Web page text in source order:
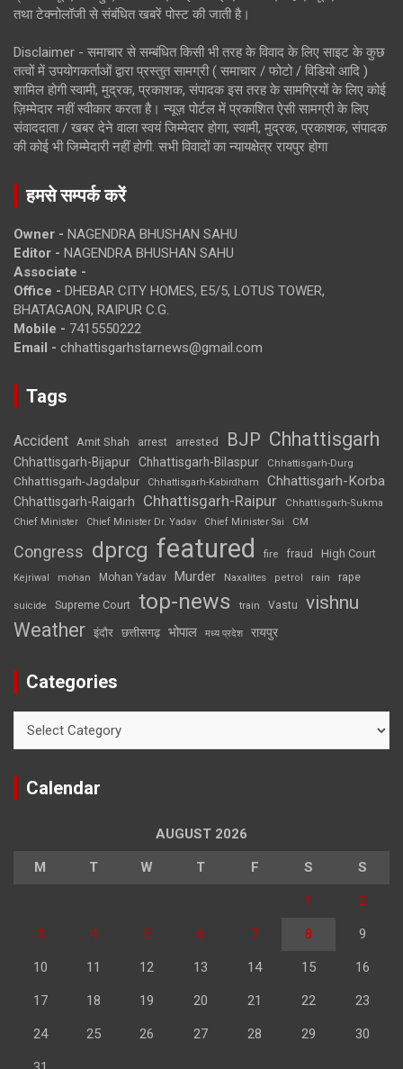
तथा टेक्नोलॉजी से संबंधित खबरें पोस्ट की जाती है।
Disclaimer - समाचार से सम्बंधित किसी भी तरह के विवाद के लिए साइट के कुछ
तत्वों में उपयोगकर्ताओं द्वारा प्रस्तुत सामग्री ( समाचार / फोटो / विडियो आदि )
शामिल होगी स्वामी, मुद्रक, प्रकाशक, संपादक इस तरह के सामग्रियों के लिए कोई
ज़िम्मेदार नहीं स्वीकार करता है। न्यूज़ पोर्टल में प्रकाशित ऐसी सामग्री के लिए
संवाददाता / खबर देने वाला स्वयं जिम्मेदार होगा, स्वामी, मुद्रक, प्रकाशक, संपादक
की कोई भी जिम्मेदारी नहीं होगी. सभी विवादों का न्यायक्षेत्र रायपुर होगा
हमसे सम्पर्क करें
Owner - NAGENDRA BHUSHAN SAHU
Editor - NAGENDRA BHUSHAN SAHU
Associate -
Office - DHEBAR CITY HOMES, E5/5, LOTUS TOWER,
BHATAGAON, RAIPUR C.G.
Mobile - 7415550222
Email - chhattisgarhstarnews@gmail.com
Tags
Accident Amit Shah arrest arrested BJP Chhattisgarh
Chhattisgarh-Bijapur Chhattisgarh-Bilaspur Chhattisgarh-Durg
Chhattisgarh-Jagdalpur Chhattisgarh-Kabirdham Chhattisgarh-Korba
Chhattisgarh-Raigarh Chhattisgarh-Raipur
Chhattisgarh-Sukma
Chief Minister
Chief Minister Dr. Yadav Chief Minister Sai CM
Congress dprcg featured fire fraud High Court
Kejriwal mohan Mohan Yadav Murder Naxalites petrol rain rape
suicide Supreme Court top-news train Vastu vishnu
Weather इंदौर छत्तीसगढ़ भोपाल मध्य प्रदेश रायपुर
Categories
Calendar
AUGUST 2026
M T W T F S S
1 2
3 4 5 6 7 8 9
10 11 12 13 14 15 16
17 18 19 20 21 22 23
24 25 26 27 28 29 30